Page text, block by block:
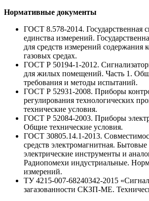
Нормативные документы
ГОСТ 8.578-2014. Государственная
единства измерений.
для средств измерений содержания
газовых средах.
ГОСТ Р 50194-1-2012.
для жилых помещений. Часть 1.
требования и методы испытаний.
ГОСТ Р 52931-2008. Приборы
регулирования технологических
технические условия.
ГОСТ Р 52084-2003. Приборы
Общие технические условия.
ГОСТ 30805.14.1-2013.
средств электромагнитная.
электрические инструменты и
Радиопомехи индустриальные.
измерений.
ТУ 4215-007-68240342-2015
загазованности СКЗП-МЕ.